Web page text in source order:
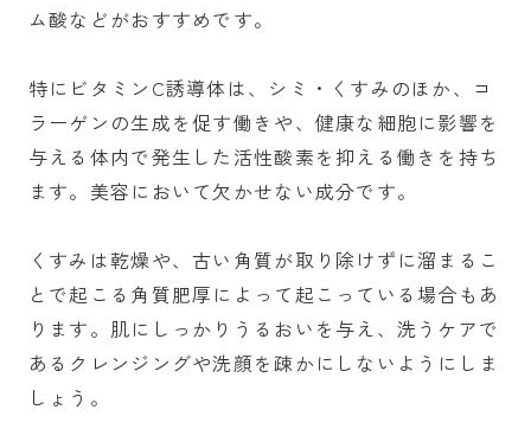
ム酸などがおすすめです。
特にビタミンC誘導体は、シミ・くすみのほか、コ
ラーゲンの生成を促す働きや、健康な細胞に影響を
与える体内で発生した活性酸素を抑える働きを持ち
ます。美容において欠かせない成分です。
くすみは乾燥や、古い角質が取り除けずに溜まるこ
とで起こる角質肥厚によって起こっている場合もあ
ります。肌にしっかりうるおいを与え、洗うケアで
あるクレンジングや洗顔を疎かにしないようにしま
しょう。